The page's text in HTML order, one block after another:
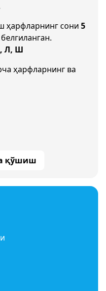
ҳарфларнинг сони 5
Л, Ш
ҳарфларнинг ва
қўшиш